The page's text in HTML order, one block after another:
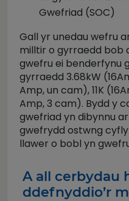
Gwefriad (SOC)
Gall yr unedau wefru
milltir o gyrraedd bob
gwefru ei benderfynu
gyrraedd 3.68kW
Amp, un cam), 11K
Amp, 3 cam). Bydd y
gwefriad yn dibynnu
gwefrydd ostwng
llawer o bobl yn
A all cerbydau
ddefnyddio’r